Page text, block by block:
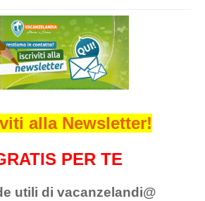
alla Newsletter!
PER TE
utili di vacanzelandi@